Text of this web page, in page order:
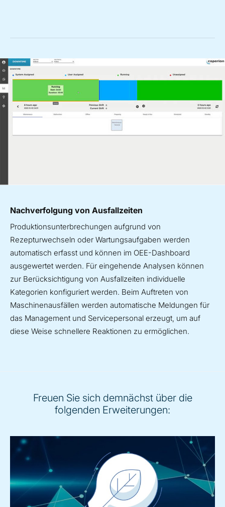
Nachverfolgung von Ausfallzeiten
Produktionsunterbrechungen aufgrund von
Rezepturwechseln oder Wartungsaufgaben werden
automatisch erfasst und können im OEE-Dashboard
ausgewertet werden. Für eingehende Analysen können
zur Berücksichtigung von Ausfallzeiten individuelle
Kategorien konfiguriert werden. Beim Auftreten von
Maschinenausfällen werden automatische Meldungen für
das Management und Servicepersonal erzeugt, um auf
diese Weise schnellere Reaktionen zu ermöglichen.
Freuen Sie sich demnächst über die
folgenden Erweiterungen: